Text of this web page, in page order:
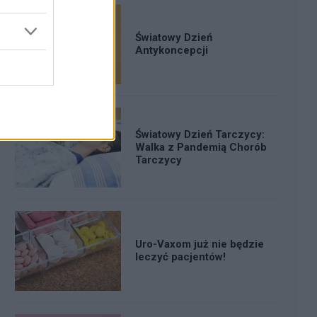
Światowy Dzień
Antykoncepcji
Światowy Dzień Tarczycy:
Walka z Pandemią Chorób
Tarczycy
Uro-Vaxom już nie będzie
leczyć pacjentów!